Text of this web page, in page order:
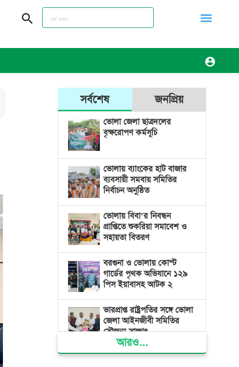
search menu
account_circle
সর্বশেষ জনপ্রিয়
ভোলা জেলা ছাত্রদলের
বৃক্ষরোপণ কর্মসূচি
ভোলায় ব্যাংকের হাট বাজার
ব্যবসায়ী সমবায় সমিতির
নির্বাচন অনুষ্ঠিত
ভোলায় বিবা’র নিবন্ধন
প্রাপ্তিতে শুকরিয়া সমাবেশ ও
সহায়তা বিতরণ
বরগুনা ও ভোলায় কোস্ট
গার্ডের পৃথক অভিযানে ১২৯
পিস ইয়াবাসহ আটক ২
ভারপ্রাপ্ত রাষ্ট্রপতির সঙ্গে ভোলা
জেলা আইনজীবী সমিতির
সৌজন্য সাক্ষাৎ
দৌলতখানে জমি বিরোধে
আরও...